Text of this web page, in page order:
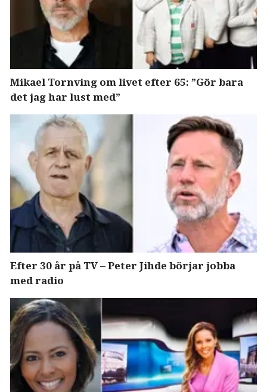
Mikael Tornving om livet efter 65: ”Gör bara
det jag har lust med”
Efter 30 år på TV – Peter Jihde börjar jobba
med radio